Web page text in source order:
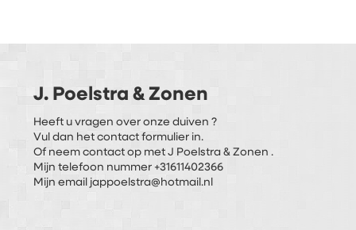
J. Poelstra & Zonen
Heeft u vragen over onze duiven ?
Vul dan het contact formulier in.
Of neem contact op met J Poelstra & Zonen .
Mijn telefoon nummer +31611402366
Mijn email jappoelstra@hotmail.nl